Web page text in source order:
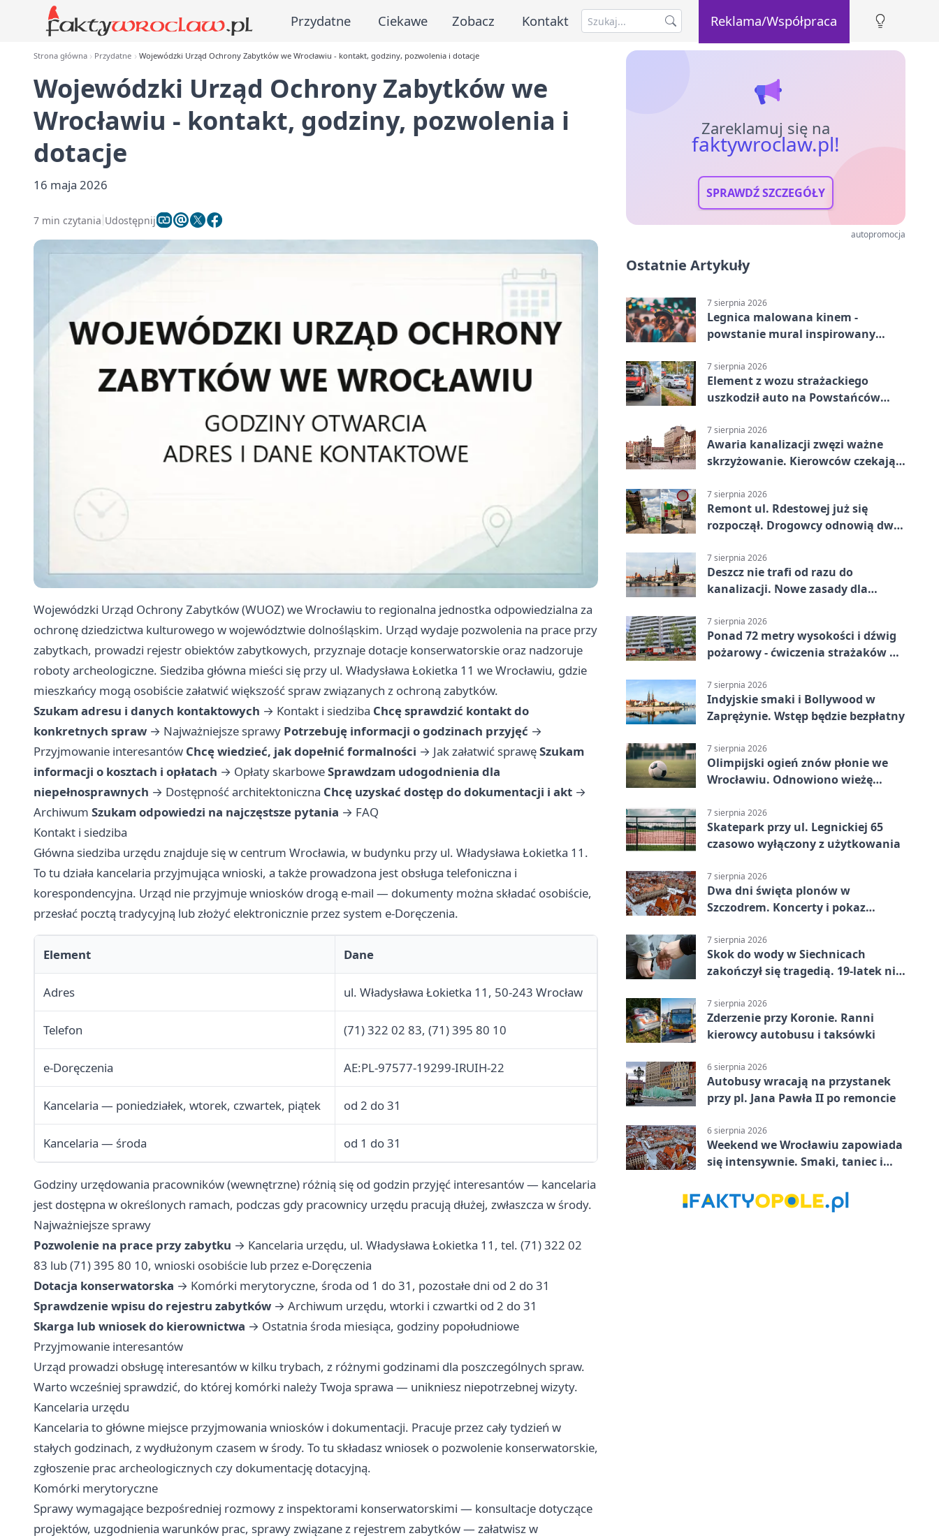
Przydatne Ciekawe Zobacz Kontakt Reklama/Współpraca
Strona główna Przydatne Wojewódzki Urząd Ochrony Zabytków we Wrocławiu - kontakt, godziny, pozwolenia i dotacje
Wojewódzki Urząd Ochrony Zabytków we
Wrocławiu - kontakt, godziny, pozwolenia i
dotacje
16 maja 2026
7 min czytania Udostępnij
Wojewódzki Urząd Ochrony Zabytków (WUOZ) we Wrocławiu to regionalna jednostka odpowiedzialna za
ochronę dziedzictwa kulturowego w województwie dolnośląskim. Urząd wydaje pozwolenia na prace przy
zabytkach, prowadzi rejestr obiektów zabytkowych, przyznaje dotacje konserwatorskie oraz nadzoruje
roboty archeologiczne. Siedziba główna mieści się przy ul. Władysława Łokietka 11 we Wrocławiu, gdzie
mieszkańcy mogą osobiście załatwić większość spraw związanych z ochroną zabytków.
Szukam adresu i danych kontaktowych → Kontakt i siedziba Chcę sprawdzić kontakt do
konkretnych spraw → Najważniejsze sprawy Potrzebuję informacji o godzinach przyjęć →
Przyjmowanie interesantów Chcę wiedzieć, jak dopełnić formalności → Jak załatwić sprawęSzukam
informacji o kosztach i opłatach → Opłaty skarboweSprawdzam udogodnienia dla
niepełnosprawnych → Dostępność architektoniczna Chcę uzyskać dostęp do dokumentacji i akt →
Archiwum Szukam odpowiedzi na najczęstsze pytania → FAQ
Kontakt i siedziba
Główna siedziba urzędu znajduje się w centrum Wrocławia, w budynku przy ul. Władysława Łokietka 11.
To tu działa kancelaria przyjmująca wnioski, a także prowadzona jest obsługa telefoniczna i
korespondencyjna. Urząd nie przyjmuje wniosków drogą e-mail — dokumenty można składać osobiście,
przesłać pocztą tradycyjną lub złożyć elektronicznie przez system e-Doręczenia.
Element Dane
Adres ul. Władysława Łokietka 11, 50-243 Wrocław
Telefon (71) 322 02 83, (71) 395 80 10
e-Doręczenia AE:PL-97577-19299-IRUIH-22
Kancelaria — poniedziałek, wtorek, czwartek, piątek od 2 do 31
Kancelaria — środa od 1 do 31
Godziny urzędowania pracowników (wewnętrzne) różnią się od godzin przyjęć interesantów — kancelaria
jest dostępna w określonych ramach, podczas gdy pracownicy urzędu pracują dłużej, zwłaszcza w środy.
Najważniejsze sprawy
Pozwolenie na prace przy zabytku → Kancelaria urzędu, ul. Władysława Łokietka 11, tel. (71) 322 02
83 lub (71) 395 80 10, wnioski osobiście lub przez e-Doręczenia
Dotacja konserwatorska → Komórki merytoryczne, środa od 1 do 31, pozostałe dni od 2 do 31
Sprawdzenie wpisu do rejestru zabytków → Archiwum urzędu, wtorki i czwartki od 2 do 31
Skarga lub wniosek do kierownictwa → Ostatnia środa miesiąca, godziny popołudniowe
Przyjmowanie interesantów
Urząd prowadzi obsługę interesantów w kilku trybach, z różnymi godzinami dla poszczególnych spraw.
Warto wcześniej sprawdzić, do której komórki należy Twoja sprawa — unikniesz niepotrzebnej wizyty.
Kancelaria urzędu
Kancelaria to główne miejsce przyjmowania wniosków i dokumentacji. Pracuje przez cały tydzień w
stałych godzinach, z wydłużonym czasem w środy. To tu składasz wniosek o pozwolenie konserwatorskie,
zgłoszenie prac archeologicznych czy dokumentację dotacyjną.
Komórki merytoryczne
Sprawy wymagające bezpośredniej rozmowy z inspektorami konserwatorskimi — konsultacje dotyczące
projektów, uzgodnienia warunków prac, sprawy związane z rejestrem zabytków — załatwisz w
Zareklamuj się na
faktywroclaw.pl!
SPRAWDŹ SZCZEGÓŁY
autopromocja
Ostatnie Artykuły
7 sierpnia 2026
Legnica malowana kinem -
powstanie mural inspirowany
7 sierpnia 2026
Element z wozu strażackiego
uszkodził auto na Powstańców
7 sierpnia 2026
Awaria kanalizacji zwęzi ważne
skrzyżowanie. Kierowców czekają
7 sierpnia 2026
Remont ul. Rdestowej już się
rozpoczął. Drogowcy odnowią dwa
7 sierpnia 2026
Deszcz nie trafi od razu do
kanalizacji. Nowe zasady dla
7 sierpnia 2026
Ponad 72 metry wysokości i dźwig
pożarowy - ćwiczenia strażaków we
7 sierpnia 2026
Indyjskie smaki i Bollywood w
Zaprężynie. Wstęp będzie bezpłatny
7 sierpnia 2026
Olimpijski ogień znów płonie we
Wrocławiu. Odnowiono wieżę
7 sierpnia 2026
Skatepark przy ul. Legnickiej 65
czasowo wyłączony z użytkowania
7 sierpnia 2026
Dwa dni święta plonów w
Szczodrem. Koncerty i pokaz
7 sierpnia 2026
Skok do wody w Siechnicach
zakończył się tragedią. 19-latek nie
7 sierpnia 2026
Zderzenie przy Koronie. Ranni
kierowcy autobusu i taksówki
6 sierpnia 2026
Autobusy wracają na przystanek
przy pl. Jana Pawła II po remoncie
6 sierpnia 2026
Weekend we Wrocławiu zapowiada
się intensywnie. Smaki, taniec i